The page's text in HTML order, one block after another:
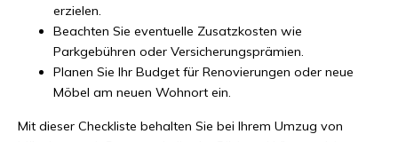
erzielen.
Beachten Sie eventuelle Zusatzkosten wie
Parkgebühren oder Versicherungsprämien.
Planen Sie Ihr Budget für Renovierungen oder neue
Möbel am neuen Wohnort ein.
Mit dieser Checkliste behalten Sie bei Ihrem Umzug von